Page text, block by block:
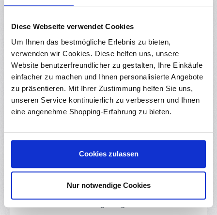
Diese Webseite verwendet Cookies
Um Ihnen das bestmögliche Erlebnis zu bieten,
verwenden wir Cookies. Diese helfen uns, unsere
Website benutzerfreundlicher zu gestalten, Ihre Einkäufe
einfacher zu machen und Ihnen personalisierte Angebote
zu präsentieren. Mit Ihrer Zustimmung helfen Sie uns,
unseren Service kontinuierlich zu verbessern und Ihnen
eine angenehme Shopping-Erfahrung zu bieten.
Cookies zulassen
Nur notwendige Cookies
1 Meter Verlängerungskabel für Schrittmotoren
RBS10597
Regulärer Preis:
Ab0,85 €
Durchschnittliche Bewertung von 0 von
Sofort verfügbar
Regulärer Preis:
Ab1,85 €
Durchschnittliche Bewertung von 4.88 von